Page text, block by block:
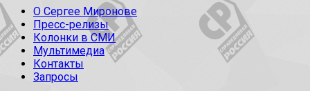
О Сергее Миронове
Пресс-релизы
Колонки в СМИ
Мультимедиа
Контакты
Запросы